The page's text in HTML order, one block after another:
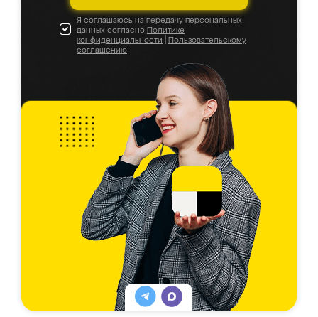
Я соглашаюсь на передачу персональных
данных согласно Политике
конфиденциальности
Пользовательскому
соглашению